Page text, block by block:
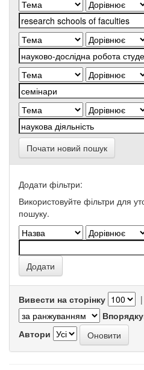
Почати новий пошук
Додати фільтри:
Використовуйте фільтри для
пошуку.
Вивести на сторінку |
Автори